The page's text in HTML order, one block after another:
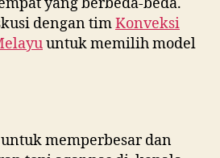
dengan timKonveksi
untuk memilih model
memperbesar dan